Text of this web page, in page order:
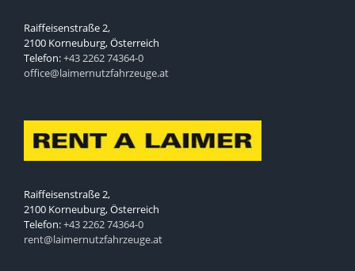
Raiffeisenstraße 2,
2100 Korneuburg, Österreich
Telefon:+43 2262 74364-0
office@laimernutzfahrzeuge.at
Raiffeisenstraße 2,
2100 Korneuburg, Österreich
Telefon:+43 2262 74364-0
rent@laimernutzfahrzeuge.at